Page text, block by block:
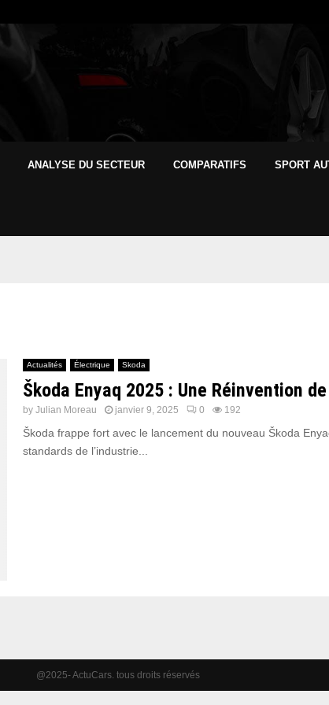
ANALYSE DU SECTEUR COMPARATIFS SPORT
Actualités Électrique Skoda
Škoda Enyaq 2025 : Une Réinvention
by Julian Moreau janvier 9, 2025 0 192
Škoda frappe fort avec le lancement du nouveau Škoda
standards de l’industrie...
@2025- ActuCars. tous droits réservés